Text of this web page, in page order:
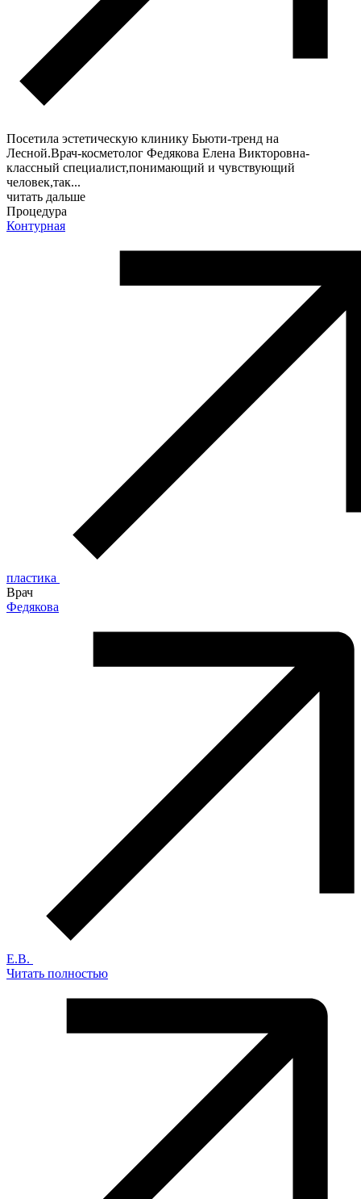
Посетила эстетическую клинику Бьюти-тренд на
Лесной.Врач-косметолог Федякова Елена Викторовна-
классный специалист,понимающий и чувствующий
человек,так...
читать дальше
Процедура
Контурная
пластика
Врач
Федякова
Е.В.
Читать полностью